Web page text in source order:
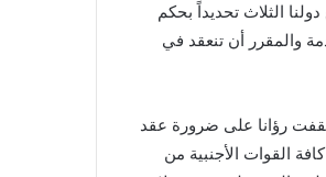
الثلاث تحديداً بحكم
والمقرر أن تنعقد في
رؤانا على ضرورة عقد
القوات الأجنبية من